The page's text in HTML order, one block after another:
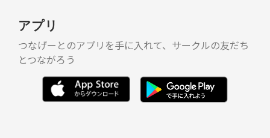
アプリ
つなげーとのアプリを手に入れて、サークルの友だち
とつながろう